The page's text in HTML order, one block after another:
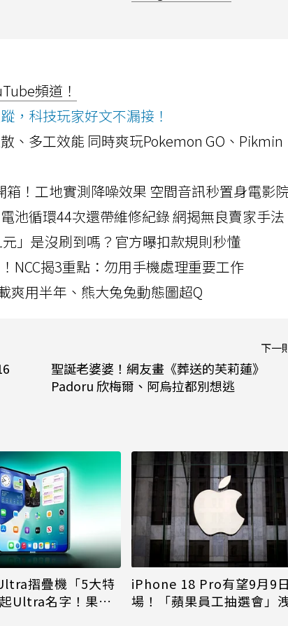
頻道！
，科技玩家好文不漏接！
、多工效能 同時爽玩Pokemon GO、Pikmin
箱！工地實測降噪效果 空間音訊秒置身電影
池循環44次還帶維修紀錄 網揭無良賣家手法
」是沒刷到嗎？官方曝扣款規則秒懂
NCC揭3重點：勿用手機處理重要工作
爽用半年、熊大兔兔動態圖超Q
下一
聖誕老婆婆！網友畫《葬送的芙莉蓮》
Padoru 欣梅爾、阿烏拉都別想逃
摺疊機「5大特
Ultra名字！果粉
iPhone 18 Pro有望9月9
場！「蘋果員工抽選會」